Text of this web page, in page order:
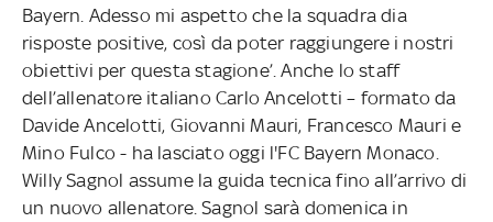
Bayern. Adesso mi aspetto che la squadra dia
risposte positive, così da poter raggiungere i nostri
obiettivi per questa stagione’. Anche lo staff
dell’allenatore italiano Carlo Ancelotti – formato da
Davide Ancelotti, Giovanni Mauri, Francesco Mauri e
Mino Fulco - ha lasciato oggi l'FC Bayern Monaco.
Willy Sagnol assume la guida tecnica fino all’arrivo di
un nuovo allenatore. Sagnol sarà domenica in